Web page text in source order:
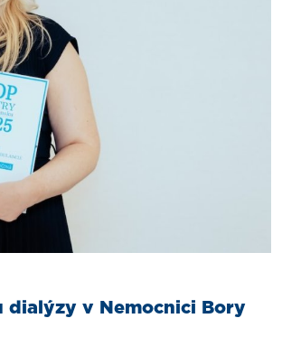
dialýzy v Nemocnici Bory